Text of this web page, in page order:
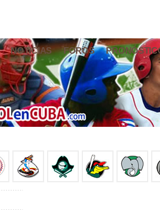
NOTICIAS FOROS